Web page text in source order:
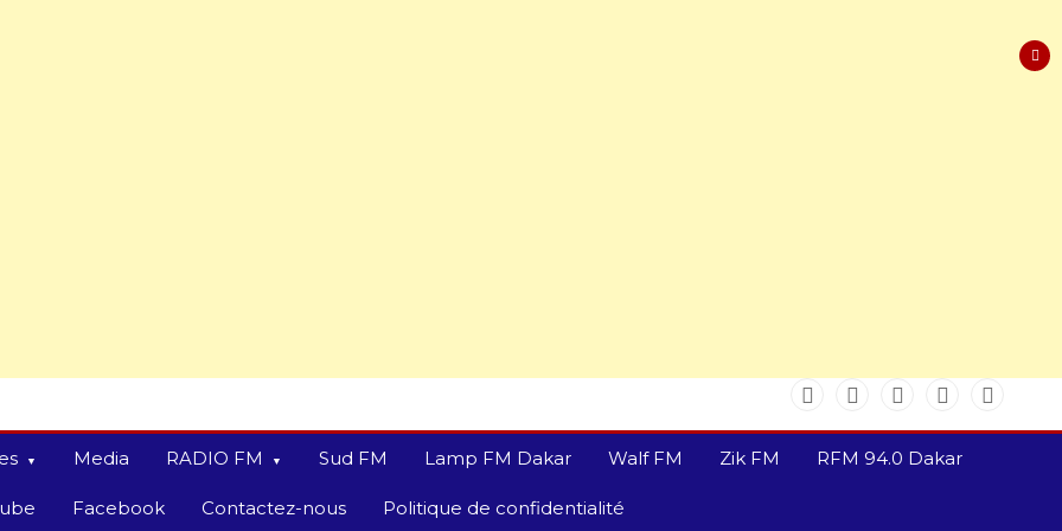
Media RADIO FM Sud FM Lamp FM Dakar Walf FM Zik FM RFM 94.0 Dakar
Facebook Contactez-nous Politique de confidentialité